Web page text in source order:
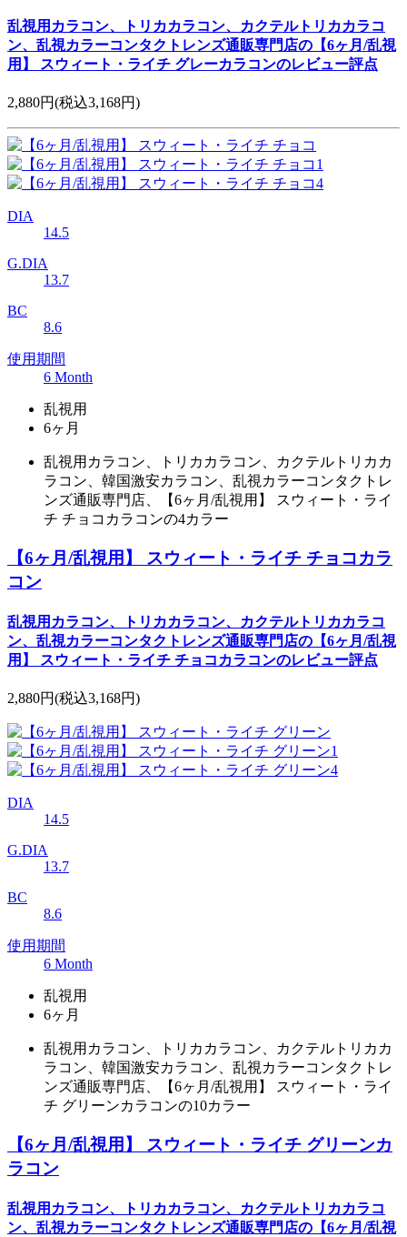
乱視用カラコン、トリカカラコン、カクテルトリカカラコ
ン、乱視カラーコンタクトレンズ通販専門店の【6ヶ月/乱視
用】 スウィート・ライチ グレーカラコンのレビュー評点
2,880円(税込3,168円)
DIA
14.5
G.DIA
13.7
BC
8.6
使用期間
6 Month
乱視用
6ヶ月
乱視用カラコン、トリカカラコン、カクテルトリカカ
ラコン、韓国激安カラコン、乱視カラーコンタクトレ
ンズ通販専門店、【6ヶ月/乱視用】 スウィート・ライ
チ チョコカラコンの4カラー
【6ヶ月/乱視用】 スウィート・ライチ チョコカラ
コン
乱視用カラコン、トリカカラコン、カクテルトリカカラコ
ン、乱視カラーコンタクトレンズ通販専門店の【6ヶ月/乱視
用】 スウィート・ライチ チョコカラコンのレビュー評点
2,880円(税込3,168円)
DIA
14.5
G.DIA
13.7
BC
8.6
使用期間
6 Month
乱視用
6ヶ月
乱視用カラコン、トリカカラコン、カクテルトリカカ
ラコン、韓国激安カラコン、乱視カラーコンタクトレ
ンズ通販専門店、【6ヶ月/乱視用】 スウィート・ライ
チ グリーンカラコンの10カラー
【6ヶ月/乱視用】 スウィート・ライチ グリーンカ
ラコン
乱視用カラコン、トリカカラコン、カクテルトリカカラコ
ン、乱視カラーコンタクトレンズ通販専門店の【6ヶ月/乱視